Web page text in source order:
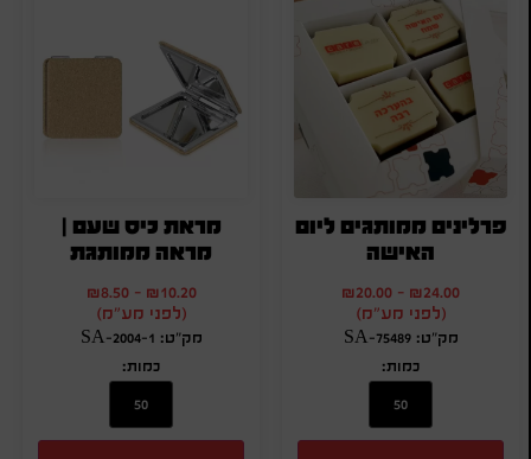
פרלינים ממותגים ליום
האישה
₪24.00
-
₪20.00
(לפני מע"מ)
מק"ט: SA-75489
כמות:
מראת כיס שעם |
מראה ממותגת
₪10.20
-
₪8.50
(לפני מע"מ)
מק"ט: SA-2004-1
כמות: